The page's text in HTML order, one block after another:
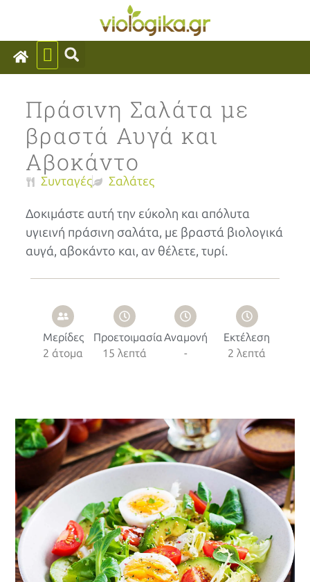
Πράσινη Σαλάτα με
βραστά Αυγά και
Αβοκάντο
Συνταγές Σαλάτες
Δοκιμάστε αυτή την εύκολη και απόλυτα
υγιεινή πράσινη σαλάτα, με βραστά βιολογικά
αυγά, αβοκάντο και, αν θέλετε, τυρί.
Μερίδες
2 άτομα
Προετοιμασία
15 λεπτά
Αναμονή
-
Εκτέλεση
2 λεπτά